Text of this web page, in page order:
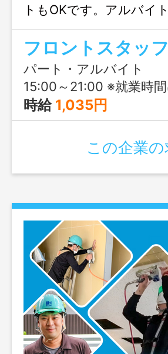
トもOKです。アルバイ
望の勤務時間や曜日に
ご相談ください！
フロントスタッフ
パート・アルバイト
15:00～21:00 ※就業時
時給 1,035円
この企業